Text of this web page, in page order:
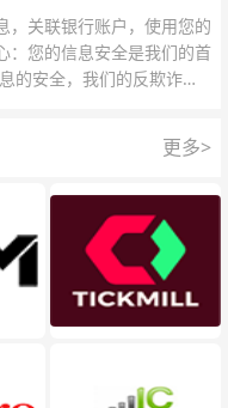
，关联银行账户，使用您的
：您的信息安全是我们的首
的安全，我们的反欺诈团
更多>